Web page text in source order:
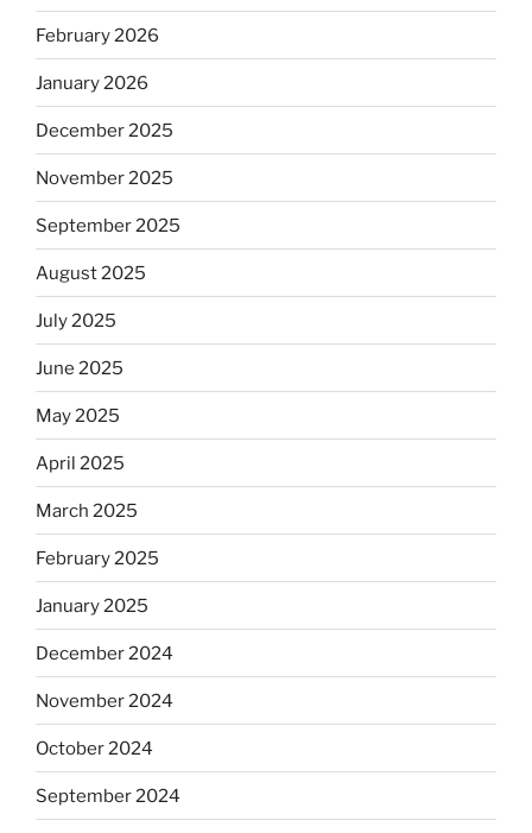
February 2026
January 2026
December 2025
November 2025
September 2025
August 2025
July 2025
June 2025
May 2025
April 2025
March 2025
February 2025
January 2025
December 2024
November 2024
October 2024
September 2024